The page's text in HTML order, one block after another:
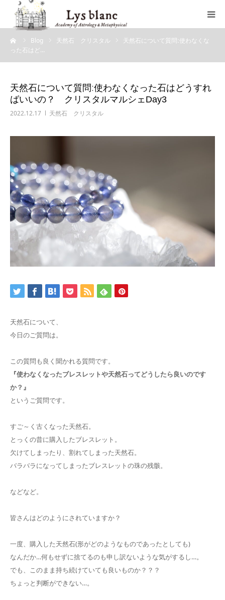
Blog 天然石 クリスタル
天然石について質問ː使わなくな
った石はど…
天然石について質問ː使わなくなった石はどうすれ
ばいいの？ クリスタルマルシェDay3
2022.12.17 天然石 クリスタル
天然石について、
今日のご質問は。
この質問も良く聞かれる質問です。
『使わなくなったブレスレットや天然石ってどうしたら良いのです
か？』
というご質問です。
すご～く古くなった天然石。
とっくの昔に購入したブレスレット。
欠けてしまったり、割れてしまった天然石。
バラバラになってしまったブレスレットの珠の残骸。
などなど。
皆さんはどのようにされていますか？
一度、購入した天然石(形がどのようなものであったとしても)
なんだか…何もせずに捨てるのも申し訳ないような気がするし…。
でも、このまま持ち続けていても良いものか？？？
ちょっと判断ができない…。
プロフィール
ウェブショップ
お問い合わせ